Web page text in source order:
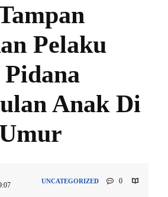
Pelaku
Anak Di
UNCATEGORIZED 0